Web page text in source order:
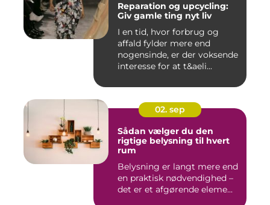
Reparation og upcycling:
Giv gamle ting nyt liv
I en tid, hvor forbrug og
affald fylder mere end
nogensinde, er der voksende
interesse for at t&aeli...
02. sep
Sådan vælger du den
rigtige belysning til hvert
rum
Belysning er langt mere end
en praktisk nødvendighed –
det er et afgørende eleme...